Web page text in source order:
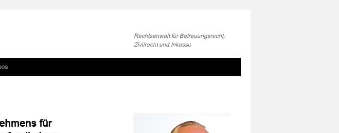
Rechtsanwalt für Betreuungsrecht,
Zivilrecht und Inkasso
für